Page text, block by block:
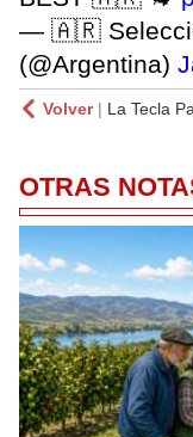
— 🇦🇷
(@Argentina)
Volver| La Tecla
OTRAS